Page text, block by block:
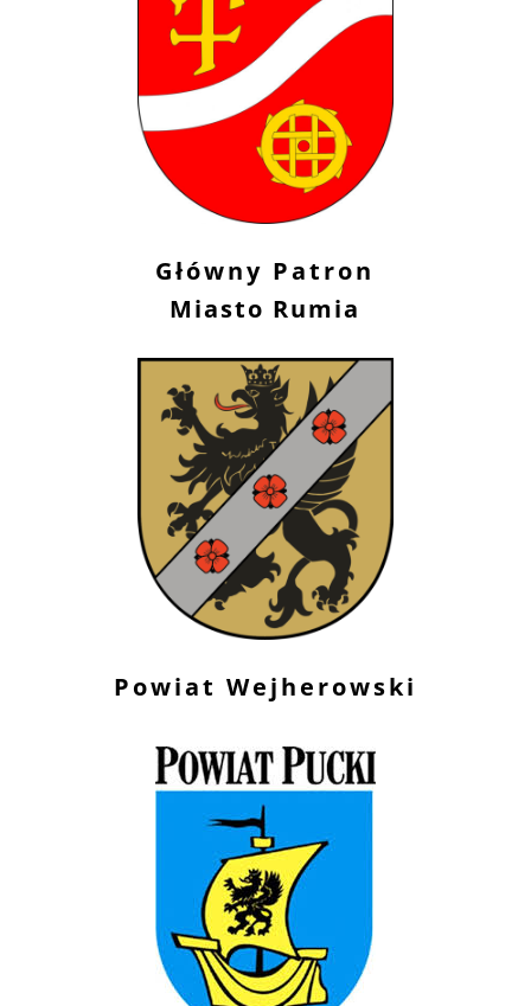
Główny Patron
Miasto Rumia
Powiat Wejherowski